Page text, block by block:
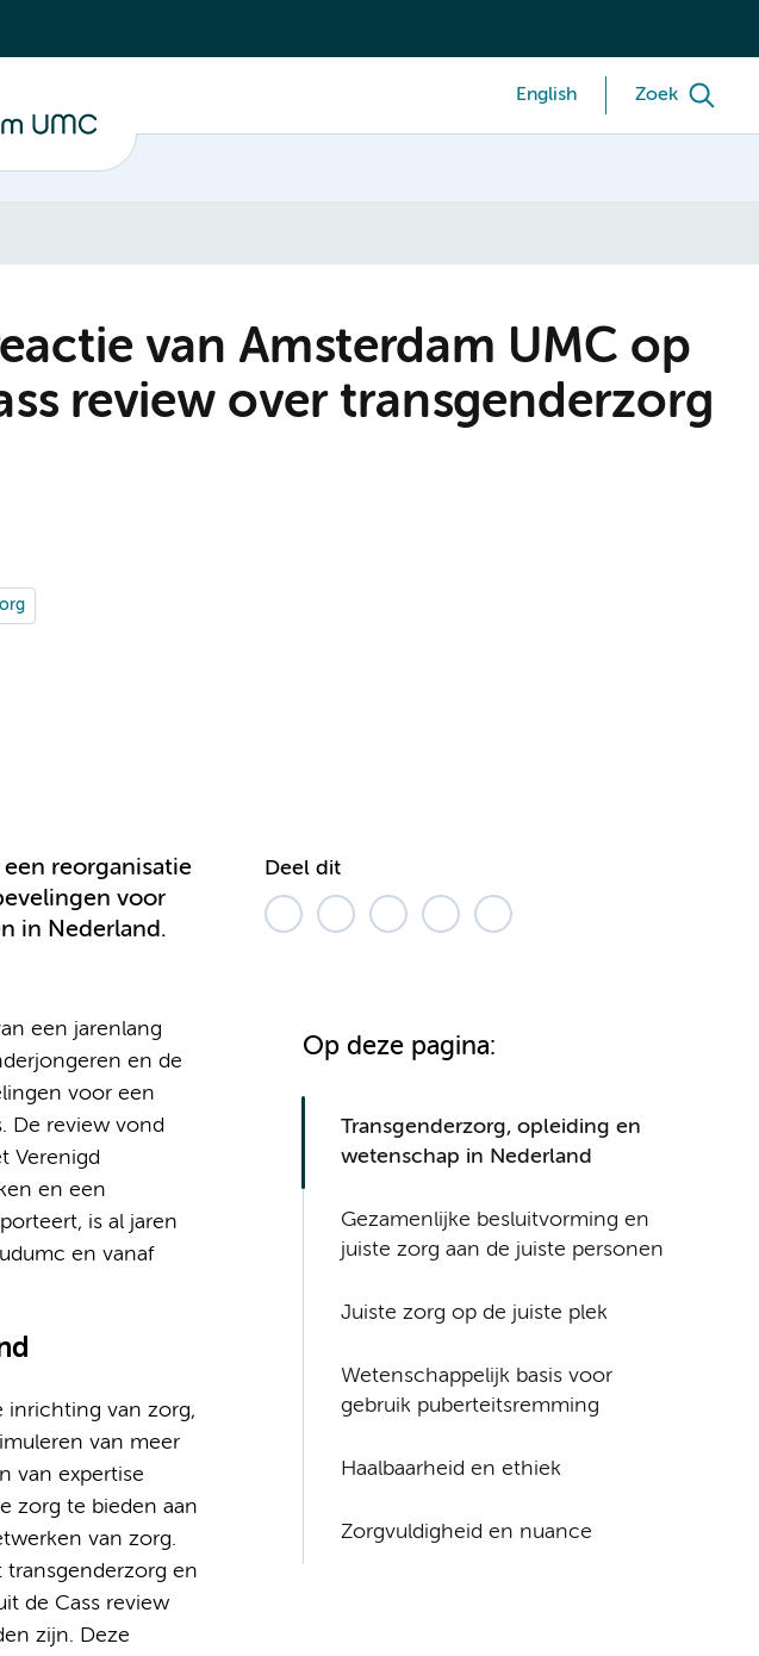
English Zoek
van Amsterdam UMC op
review over transgenderzorg
reorganisatie
voor
in Nederland.
een jarenlang
en de
voor een
De review vond
Verenigd
en een
is al jaren
en vanaf
inrichting van zorg,
van meer
van expertise
zorg te bieden aan
van zorg.
transgenderzorg en
de Cass review
zijn. Deze
Deel dit
Op deze pagina:
Transgenderzorg, opleiding en
wetenschap in Nederland
Gezamenlijke besluitvorming en
juiste zorg aan de juiste personen
Juiste zorg op de juiste plek
Wetenschappelijk basis voor
gebruik puberteitsremming
Haalbaarheid en ethiek
Zorgvuldigheid en nuance